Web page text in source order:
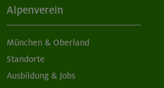
Alpenverein
München & Oberland
Standorte
Ausbildung & Jobs